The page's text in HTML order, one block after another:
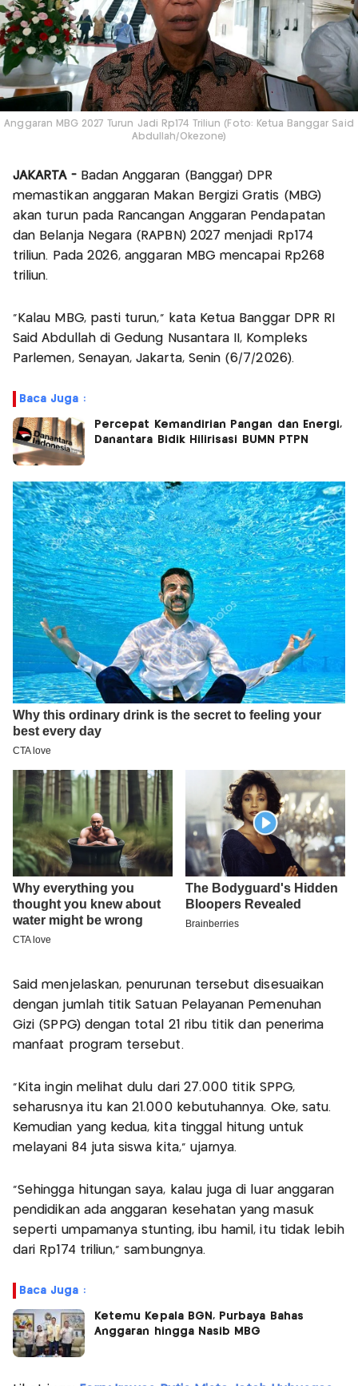
Anggaran MBG 2027 Turun Jadi Rp174 Triliun (Foto: Ketua Banggar Said
Abdullah/Okezone)
JAKARTA -Badan Anggaran (Banggar) DPR
memastikan anggaran Makan Bergizi Gratis (MBG)
akan turun pada Rancangan Anggaran Pendapatan
dan Belanja Negara (RAPBN) 2027 menjadi Rp174
triliun. Pada 2026, anggaran MBG mencapai Rp268
triliun.
"Kalau MBG, pasti turun," kata Ketua Banggar DPR RI
Said Abdullah di Gedung Nusantara II, Kompleks
Parlemen, Senayan, Jakarta, Senin (6/7/2026).
Baca Juga :
Percepat Kemandirian Pangan dan Energi,
Danantara Bidik Hilirisasi BUMN PTPN
Said menjelaskan, penurunan tersebut disesuaikan
dengan jumlah titik Satuan Pelayanan Pemenuhan
Gizi (SPPG) dengan total 21 ribu titik dan penerima
manfaat program tersebut.
"Kita ingin melihat dulu dari 27.000 titik SPPG,
seharusnya itu kan 21.000 kebutuhannya. Oke, satu.
Kemudian yang kedua, kita tinggal hitung untuk
melayani 84 juta siswa kita," ujarnya.
"Sehingga hitungan saya, kalau juga di luar anggaran
pendidikan ada anggaran kesehatan yang masuk
seperti umpamanya stunting, ibu hamil, itu tidak lebih
dari Rp174 triliun," sambungnya.
Baca Juga :
Ketemu Kepala BGN, Purbaya Bahas
Anggaran hingga Nasib MBG